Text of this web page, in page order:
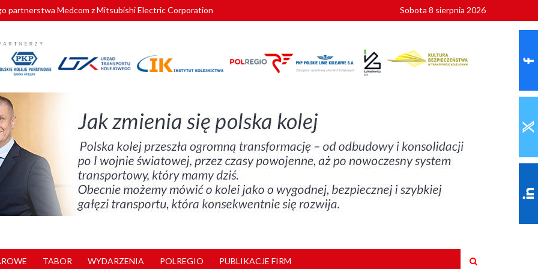
partnerstwa Medcom z Mitsubishi Electric Corporation
„Lata na Dolnym Śląsku”. We Wrocławiu rusza weekend pełen regionalnych
znów szuka dostawcy nowych EZT
kolejowych w północnej Wielkopolsce. Łatwiejsze dojazdy do pracy i szkoły
nowe standardy kategoryzacji dworców
Sobota 8 sierpnia 2026
TABOR WYDARZENIA POLREGIO PUBLIKACJE FIRM